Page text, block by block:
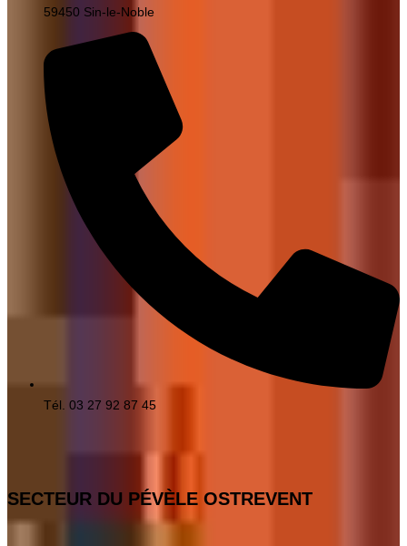
59450 Sin-le-Noble
Tél. 03 27 92 87 45
SECTEUR DU PÉVÈLE OSTREVENT